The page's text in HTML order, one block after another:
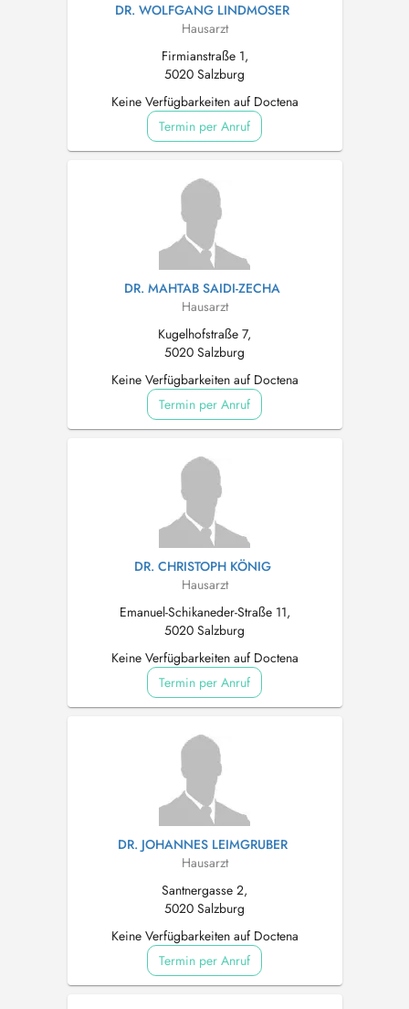
DR. WOLFGANG LINDMOSER
Hausarzt
Firmianstraße 1,
5020 Salzburg
Keine Verfügbarkeiten auf Doctena
Termin per Anruf
DR. MAHTAB SAIDI-ZECHA
Hausarzt
Kugelhofstraße 7,
5020 Salzburg
Keine Verfügbarkeiten auf Doctena
Termin per Anruf
DR. CHRISTOPH KÖNIG
Hausarzt
Emanuel-Schikaneder-Straße 11,
5020 Salzburg
Keine Verfügbarkeiten auf Doctena
Termin per Anruf
DR. JOHANNES LEIMGRUBER
Hausarzt
Santnergasse 2,
5020 Salzburg
Keine Verfügbarkeiten auf Doctena
Termin per Anruf